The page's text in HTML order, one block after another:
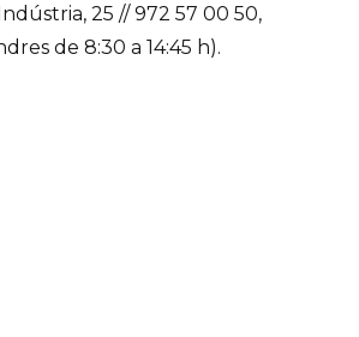
25 // 972 57 00 50,
de 8:30 a 14:45 h).